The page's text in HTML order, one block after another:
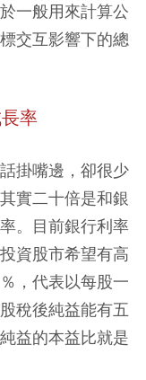
一般用來計算公
交互影響下的總
率
掛嘴邊，卻很少
實二十倍是和銀
。目前銀行利率
資股市希望有高
，代表以每股一
稅後純益能有五
益的本益比就是